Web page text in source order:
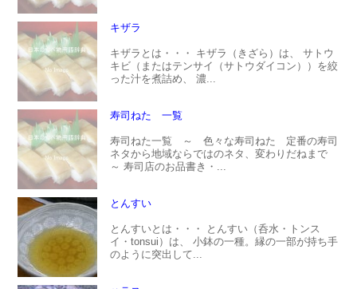
キザラ
キザラとは・・・ キザラ（きざら）は、 サトウ
キビ（またはテンサイ（サトウダイコン））を絞
った汁を煮詰め、 濃...
寿司ねた 一覧
寿司ねた一覧 ～ 色々な寿司ねた 定番の寿司
ネタから地域ならではのネタ、変わりだねまで
～ 寿司店のお品書き・...
とんすい
とんすいとは・・・ とんすい（呑水・トンス
イ・tonsui）は、 小鉢の一種。縁の一部が持ち手
のように突出して...